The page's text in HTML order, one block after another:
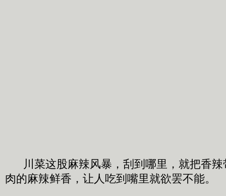
川菜这股麻辣风暴，刮到哪里，就把香辣
肉的麻辣鲜香，让人吃到嘴里就欲罢不能。